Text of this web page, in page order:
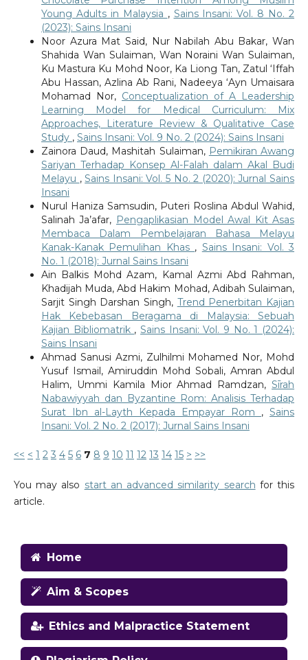
Young Adults in Malaysia , Sains Insani: Vol. 8 No. 2
(2023): Sains Insani
Noor Azura Mat Said, Nur Nabilah Abu Bakar, Wan
Shahida Wan Sulaiman, Wan Noraini Wan Sulaiman,
Ku Mastura Ku Mohd Noor, Ka Liong Tan, Zatul ‘Iffah
Abu Hassan, Azlina Ab Rani, Nadeeya ‘Ayn Umaisara
Mohamad Nor, Conceptualization of A Leadership
Learning Model for Medical Curriculum: Mix
Approaches, Literature Review & Qualitative Case
Study , Sains Insani: Vol. 9 No. 2 (2024): Sains Insani
Zainora Daud, Mashitah Sulaiman, Pemikiran Awang
Sariyan Terhadap Konsep Al-Falah dalam Akal Budi
Melayu ,Sains Insani: Vol. 5 No. 2 (2020): Jurnal Sains
Insani
Nurul Haniza Samsudin, Puteri Roslina Abdul Wahid,
Salinah Ja’afar, Pengaplikasian Model Awal Kit Asas
Membaca Dalam Pembelajaran Bahasa Melayu
Kanak-Kanak Pemulihan Khas , Sains Insani: Vol. 3
No. 1 (2018): Jurnal Sains Insani
Ain Balkis Mohd Azam, Kamal Azmi Abd Rahman,
Khadijah Muda, Abd Hakim Mohad, Adibah Sulaiman,
Sarjit Singh Darshan Singh, Trend Penerbitan Kajian
Hak Kebebasan Beragama di Malaysia: Sebuah
Kajian Bibliomatrik ,Sains Insani: Vol. 9 No. 1 (2024):
Sains Insani
Ahmad Sanusi Azmi, Zulhilmi Mohamed Nor, Mohd
Yusuf Ismail, Amiruddin Mohd Sobali, Amran Abdul
Halim, Ummi Kamila Mior Ahmad Ramdzan,Sīrah
Nabawiyyah dan Byzantine Rom: Analisis Terhadap
Surat Ibn al-Layth Kepada Empayar Rom ,Sains
Insani: Vol. 2 No. 2 (2017): Jurnal Sains Insani
<< < 1 2 3 4 5 6 7 8 9 10 11 12 13 14 15 > >>
You may also start an advanced similarity search for this
article.
Home
Aim & Scopes
Ethics and Malpractice Statement